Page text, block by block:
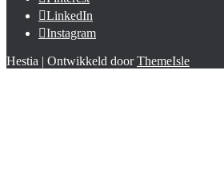
LinkedIn
Instagram
Hestia | Ontwikkeld doorThemeIsle